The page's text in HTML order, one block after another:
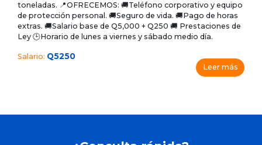
toneladas. 📍OFRECEMOS: 🚚Teléfono corporativo y equipo
de protección personal. 🚚Seguro de vida. 🚚Pago de horas
extras. 🚚Salario base de Q5,000 + Q250 🚚 Prestaciones de
Ley 🕒Horario de lunes a viernes y sábado medio día.
Salario: Q5250
Leer más